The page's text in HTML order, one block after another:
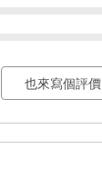
也來寫個評價